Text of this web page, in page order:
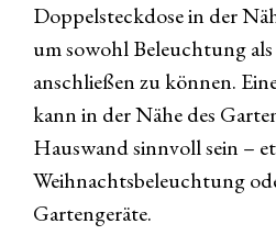
Doppelsteckdose in der
um sowohl Beleuchtung
anschließen zu können.
kann in der Nähe des
Hauswand sinnvoll sein –
Weihnachtsbeleuchtung
Gartengeräte.